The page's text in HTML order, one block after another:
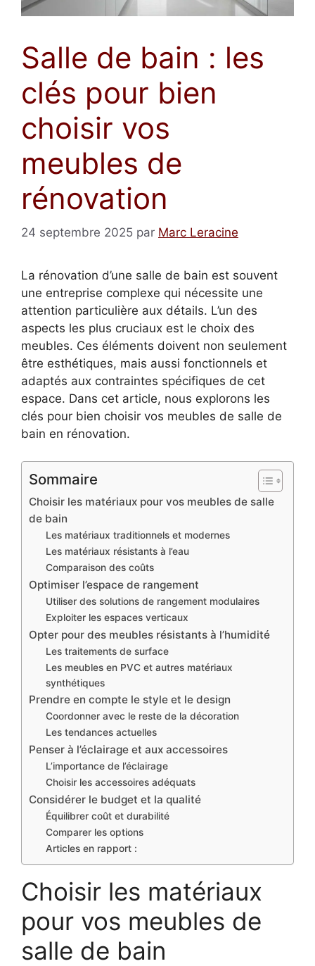
Salle de bain : les
clés pour bien
choisir vos
meubles de
rénovation
24 septembre 2025 par Marc Leracine
La rénovation d’une salle de bain est souvent
une entreprise complexe qui nécessite une
attention particulière aux détails. L’un des
aspects les plus cruciaux est le choix des
meubles. Ces éléments doivent non seulement
être esthétiques, mais aussi fonctionnels et
adaptés aux contraintes spécifiques de cet
espace. Dans cet article, nous explorons les
clés pour bien choisir vos meubles de salle de
bain en rénovation.
Sommaire
Choisir les matériaux pour vos meubles de salle
de bain
Les matériaux traditionnels et modernes
Les matériaux résistants à l’eau
Comparaison des coûts
Optimiser l’espace de rangement
Utiliser des solutions de rangement modulaires
Exploiter les espaces verticaux
Opter pour des meubles résistants à l’humidité
Les traitements de surface
Les meubles en PVC et autres matériaux
synthétiques
Prendre en compte le style et le design
Coordonner avec le reste de la décoration
Les tendances actuelles
Penser à l’éclairage et aux accessoires
L’importance de l’éclairage
Choisir les accessoires adéquats
Considérer le budget et la qualité
Équilibrer coût et durabilité
Comparer les options
Articles en rapport :
Choisir les matériaux
pour vos meubles de
salle de bain